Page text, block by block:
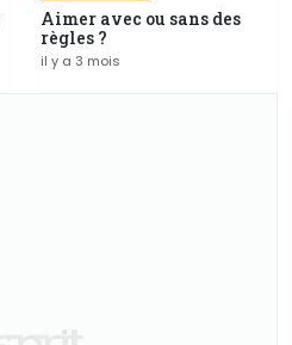
Aimer avec ou sans des
règles ?
il y a 3 mois